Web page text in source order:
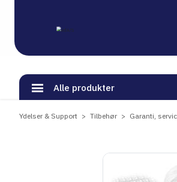
Alle produkter
Ydelser & Support Tilbehør Garanti,